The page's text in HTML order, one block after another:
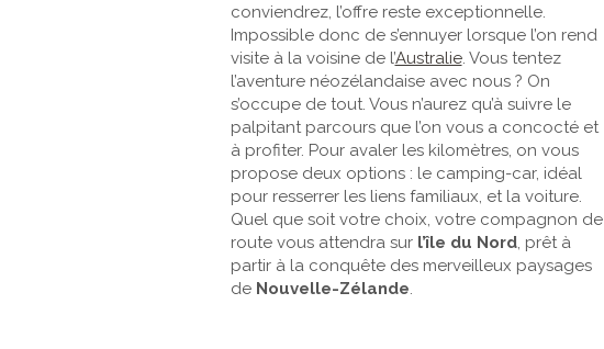
conviendrez, l’offre reste exceptionnelle.
Impossible donc de s’ennuyer lorsque l’on rend
visite à la voisine de l’Australie. Vous tentez
l’aventure néozélandaise avec nous ? On
s’occupe de tout. Vous n’aurez qu’à suivre le
palpitant parcours que l’on vous a concocté et
à profiter. Pour avaler les kilomètres, on vous
propose deux options : le camping-car, idéal
pour resserrer les liens familiaux, et la voiture.
Quel que soit votre choix, votre compagnon de
route vous attendra sur l’île du Nord, prêt à
partir à la conquête des merveilleux paysages
de Nouvelle-Zélande.